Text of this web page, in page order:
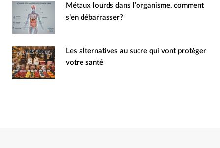
Métaux lourds dans l’organisme, comment
s’en débarrasser?
Les alternatives au sucre qui vont protéger
votre santé